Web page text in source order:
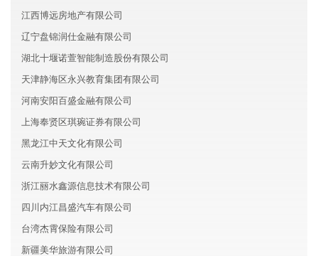
江西博远房地产有限公司
辽宁盘锦润仕金融有限公司
湖北十堰诺萱智能制造股份有限公司
天津静海区永兴教育集团有限公司
河南安阳百盛金融有限公司
上海奉贤区琪琬证券有限公司
黑龙江中天文化有限公司
云南升妙文化有限公司
浙江丽水鑫源信息技术有限公司
四川内江昌盛汽车有限公司
台湾杰霄保险有限公司
新疆美华旅游有限公司